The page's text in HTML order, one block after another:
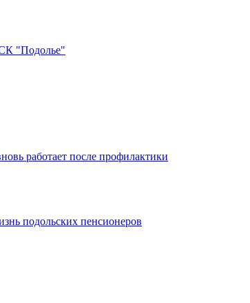
"Подолье"
работает после профилактики
подольских пенсионеров